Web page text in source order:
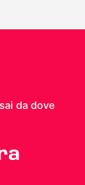
da dove